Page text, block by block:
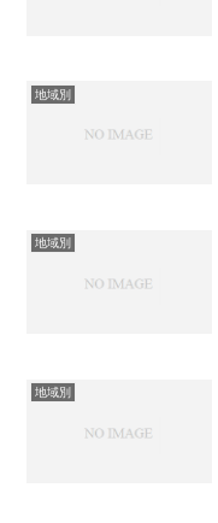
地域別
地域別
地域別